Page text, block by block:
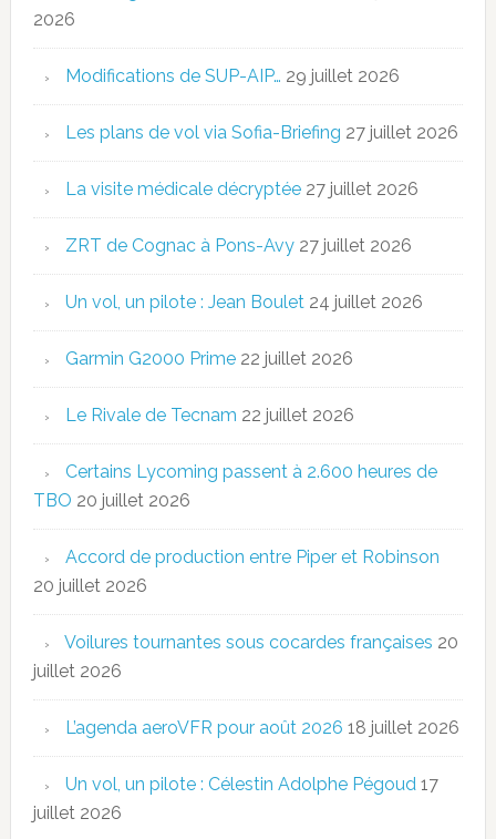
2026
Modifications de SUP-AIP… 29 juillet 2026
Les plans de vol via Sofia-Briefing 27 juillet 2026
La visite médicale décryptée 27 juillet 2026
ZRT de Cognac à Pons-Avy 27 juillet 2026
Un vol, un pilote : Jean Boulet 24 juillet 2026
Garmin G2000 Prime 22 juillet 2026
Le Rivale de Tecnam 22 juillet 2026
Certains Lycoming passent à 2.600 heures de
TBO 20 juillet 2026
Accord de production entre Piper et Robinson
20 juillet 2026
Voilures tournantes sous cocardes françaises 20
juillet 2026
L’agenda aeroVFR pour août 2026 18 juillet 2026
Un vol, un pilote : Célestin Adolphe Pégoud 17
juillet 2026